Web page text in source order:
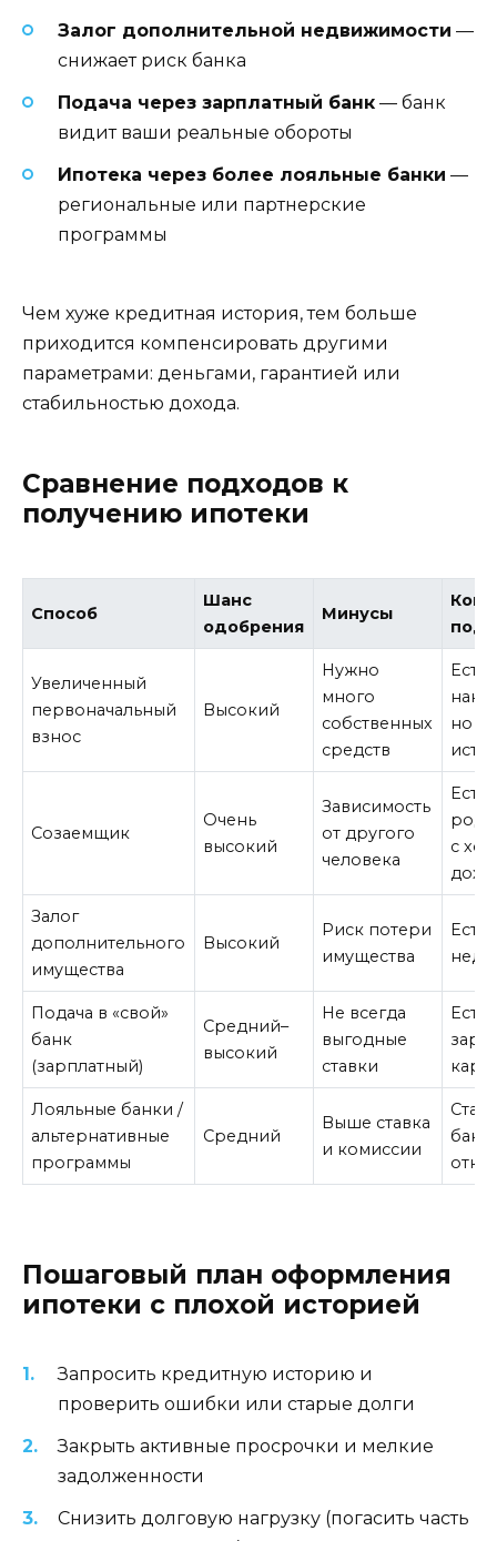
Залог дополнительной недвижимости —
снижает риск банка
Подача через зарплатный банк — банк
видит ваши реальные обороты
Ипотека через более лояльные банки —
региональные или партнерские
программы
Чем хуже кредитная история, тем больше
приходится компенсировать другими
параметрами: деньгами, гарантией или
стабильностью дохода.
Сравнение подходов к
получению ипотеки
Способ
Шанс
одобрения
Минусы
Увеличенный
первоначальный
взнос
Высокий
Нужно
много
собственных
средств
Есть
но
Созаемщик
Очень
высокий
Зависимость
от другого
человека
Есть
с
Залог
дополнительного
имущества
Высокий
Риск потери
имущества
Есть
Подача в «свой»
банк
(зарплатный)
Средний–
высокий
Не всегда
выгодные
ставки
Есть
Лояльные банки /
альтернативные
программы
Средний
Выше ставка
и комиссии
Пошаговый план оформления
ипотеки с плохой историей
Запросить кредитную историю и
проверить ошибки или старые долги
Закрыть активные просрочки и мелкие
задолженности
Снизить долговую нагрузку (погасить часть